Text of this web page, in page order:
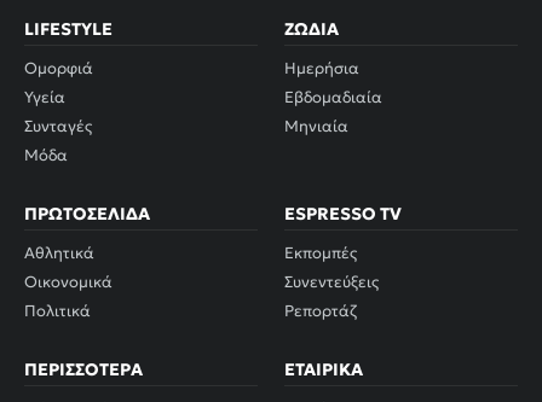
LIFESTYLE
Ομορφιά
Υγεία
Συνταγές
Μόδα
ΖΏΔΙΑ
Ημερήσια
Εβδομαδιαία
Μηνιαία
ΠΡΩΤΟΣΈΛΙΔΑ
Αθλητικά
Οικονομικά
Πολιτικά
ESPRESSO TV
Εκπομπές
Συνεντεύξεις
Ρεπορτάζ
ΠΕΡΙΣΣΌΤΕΡΑ ΕΤΑΙΡΙΚΆ